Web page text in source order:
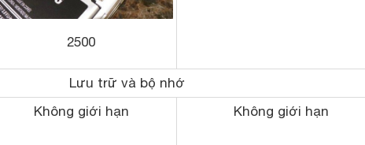
2500
Lưu trữ và bộ nhớ
Không giới hạn Không giới hạn